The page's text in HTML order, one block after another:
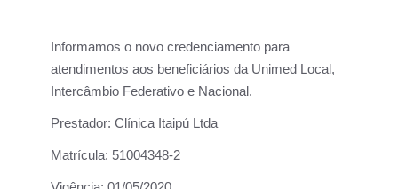
Informamos o novo credenciamento para
atendimentos aos beneficiários da Unimed Local,
Intercâmbio Federativo e Nacional.
Prestador: Clínica Itaipú Ltda
Matrícula: 51004348-2